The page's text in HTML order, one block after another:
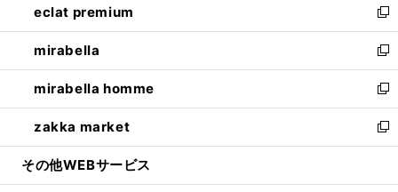
く
で
開
く
ド
ウ
で
開
く
ィ
ン
ド
ウ
で
開
く
い
ウ
ィ
ン
ド
ウ
で
開
eclat premium
新
し
い
ウ
ィ
ン
ド
ウ
開
mirabella
新
し
い
ウ
ィ
ン
ウ
mirabella homme
新
し
い
ウ
ン
zakka market
新
し
ウ
その他WEBサービス